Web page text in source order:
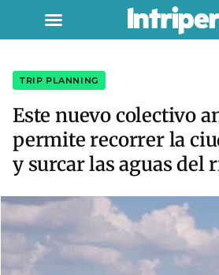
TRIP PLANNING
Este nuevo colectivo
permite recorrer la
y surcar las aguas del